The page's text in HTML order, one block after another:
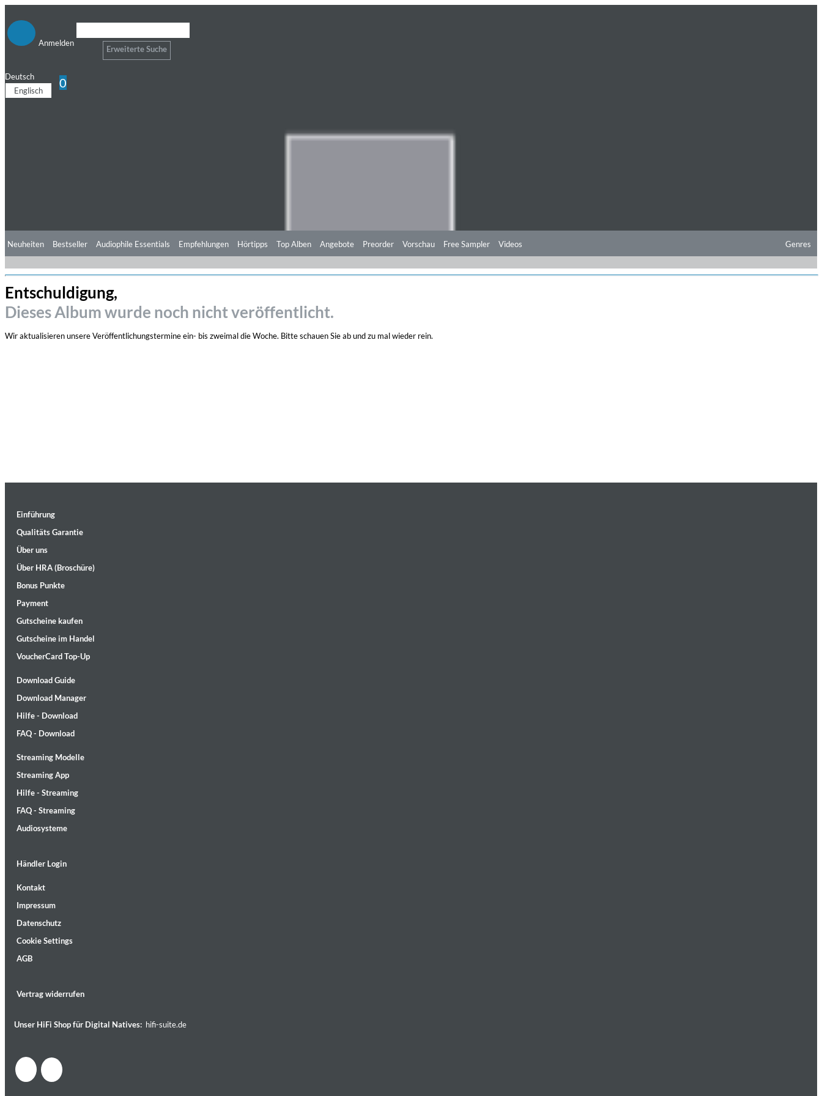
Anmelden
Erweiterte Suche
Deutsch
Englisch
0
Chuck Timely & The Hourglass
Genre:
Dreamscapes II
Neuheiten Bestseller Audiophile Essentials Empfehlungen Hörtipps Top Alben Angebote Preorder Vorschau Free Sampler Videos Genres
Entschuldigung,
Dieses Album wurde noch nicht veröffentlicht.
Wir aktualisieren unsere Veröffentlichungstermine ein- bis zweimal die Woche. Bitte schauen Sie ab und zu mal wieder rein.
Einführung
Qualitäts Garantie
Über uns
Über HRA (Broschüre)
Bonus Punkte
Payment
Gutscheine kaufen
Gutscheine im Handel
VoucherCard Top-Up
Download Guide
Download Manager
Hilfe - Download
FAQ - Download
Streaming Modelle
Streaming App
Hilfe - Streaming
FAQ - Streaming
Audiosysteme
Händler Login
Kontakt
Impressum
Datenschutz
Cookie Settings
AGB
Vertrag widerrufen
Unser HiFi Shop für Digital Natives: hifi-suite.de